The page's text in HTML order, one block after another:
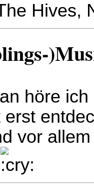
Hives,
höre
erst
vor